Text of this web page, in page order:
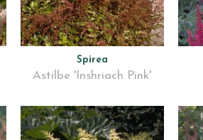
Spirea
Astilbe 'Inshriach Pink'